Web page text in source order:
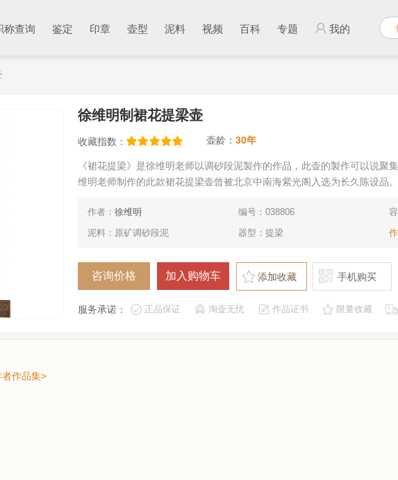
称查询 鉴定 印章 壶型 泥料 视频 百科 专题 我的
徐维明制裙花提梁壶
收藏指数： 壶龄： 30年
《裙花提梁》是徐维明老师以调砂段泥製作的作品，此壶的製作可以说聚
维明老师制作的此款裙花提梁壶曾被北京中南海紫光阁入选为长久陈设品。
作者： 徐维明 编号：038806
泥料：原矿调砂段泥
器型：提梁
添加收藏 手机购买
服务承诺： 正品保证 淘壶无忧 作品证书 限量收藏
者作品集>